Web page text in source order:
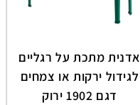
אדנית מתכת על רגליים
לגידול ירקות או צמחים
דגם 1902 ירוק